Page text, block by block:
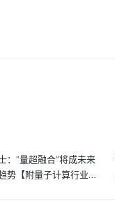
：“量超融合”将成未来
势【附量子计算行业分